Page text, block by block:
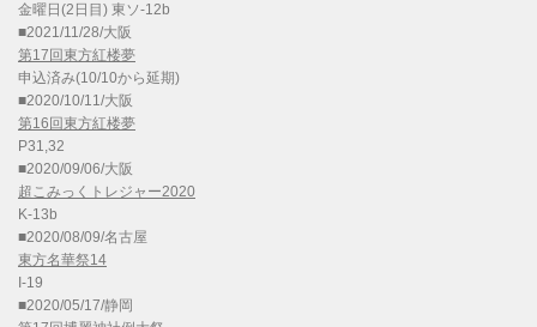
金曜日(2日目) 東ソ-12b
■2021/11/28/大阪
第17回東方紅楼夢
申込済み(10/10から延期)
■2020/10/11/大阪
第16回東方紅楼夢
P31,32
■2020/09/06/大阪
超こみっくトレジャー2020
K-13b
■2020/08/09/名古屋
東方名華祭14
I-19
■2020/05/17/静岡